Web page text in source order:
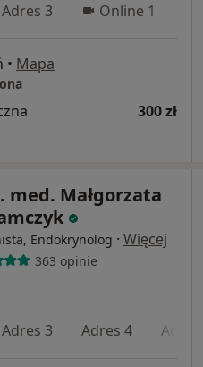
Adres 3 Online 1
• Mapa
300 zł
med. Małgorzata
Endokrynolog · Więcej
363 opinie
Adres 3 Adres 4 Adres 5